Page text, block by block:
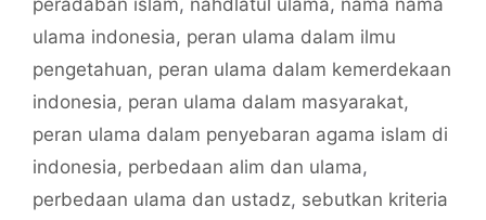
peradaban islam, nahdlatul ulama, nama nama
ulama indonesia, peran ulama dalam ilmu
pengetahuan, peran ulama dalam kemerdekaan
indonesia, peran ulama dalam masyarakat,
peran ulama dalam penyebaran agama islam di
indonesia, perbedaan alim dan ulama,
perbedaan ulama dan ustadz, sebutkan kriteria